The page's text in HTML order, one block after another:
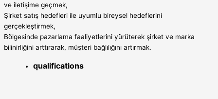
ve iletişime geçmek,
Şirket satış hedefleri ile uyumlu bireysel hedeflerini
gerçekleştirmek,
Bölgesinde pazarlama faaliyetlerini yürüterek şirket ve marka
bilinirliğini arttırarak, müşteri bağlılığını artırmak.
qualifications